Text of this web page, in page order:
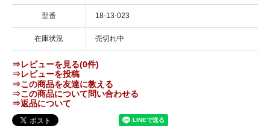
型番 18-13-023
在庫状況 売切れ中
⇒レビューを見る(0件)
⇒レビューを投稿
⇒この商品を友達に教える
⇒この商品について問い合わせる
⇒返品について